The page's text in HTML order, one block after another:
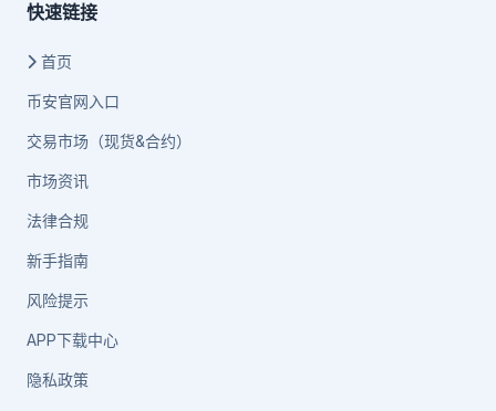
快速链接
首页
币安官网入口
交易市场（现货&合约）
市场资讯
法律合规
新手指南
风险提示
APP下载中心
隐私政策